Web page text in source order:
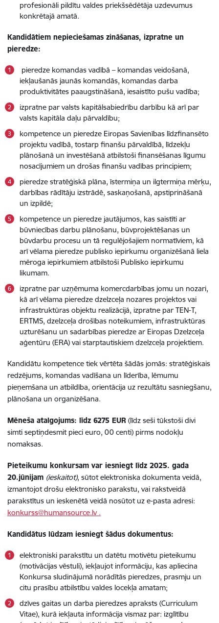
profesionāli pildītu valdes priekšsēdētāja uzdevumus
konkrētajā amatā.
Kandidātiem nepieciešamas zināšanas, izpratne un
pieredze:
pieredze komandas vadībā – komandas veidošanā,
iekļaušanās jaunās komandās, komandas darba
produktivitātes paaugstināšanā, iesaistīto pušu vadība;
izpratne par valsts kapitālsabiedrību darbību kā arī par
valsts kapitāla daļu pārvaldību;
kompetence un pieredze Eiropas Savienības līdzfinansēto
projektu vadībā, tostarp finanšu pārvaldībā, līdzekļu
plānošanā un investēšanā atbilstoši finansēšanas līgumu
nosacījumiem un drošas finanšu vadības principiem;
pieredze stratēģiskā plāna, īstermiņa un ilgtermiņa mērķu,
darbības rādītāju izstrādē, saskaņošanā, apstiprināšanā
un izpildē;
kompetence un pieredze jautājumos, kas saistīti ar
būvniecības darbu plānošanu, būvprojektēšanas un
būvdarbu procesu un tā regulējošajiem normatīviem, kā
arī vēlama pieredze publisko iepirkumu organizēšanā liela
mēroga iepirkumiem atbilstoši Publisko iepirkumu
likumam.
izpratne par uzņēmuma komercdarbības jomu un nozari,
kā arī vēlama pieredze dzelzceļa nozares projektos vai
infrastruktūras objektu realizācijā, izpratne par TEN-T,
ERTMS, dzelzceļa drošības noteikumiem, infrastruktūras
uzturēšanu un sadarbības pieredze ar Eiropas Dzelzceļa
aģentūru (ERA) vai starptautiskiem dzelzceļa projektiem.
Kandidātu kompetence tiek vērtēta šādās jomās: stratēģiskais
redzējums, komandas vadīšana un līderība, lēmumu
pieņemšana un atbildība, orientācija uz rezultātu sasniegšanu,
plānošana un organizēšana.
Mēneša atalgojums: līdz 6275 EUR (līdz seši tūkstoši divi
simti septiņdesmit pieci euro, 00 centi) pirms nodokļu
nomaksas.
Pieteikumu konkursam var iesniegt līdz 2025. gada
20.jūnijam (ieskaitot), sūtot elektroniska dokumenta veidā,
izmantojot drošu elektronisko parakstu, vai rakstveidā
parakstītus un ieskenētā veidā nosūtot uz e-pasta adresi:
konkurss@humansource.lv .
Kandidātus lūdzam iesniegt šādus dokumentus:
elektroniski parakstītu un datētu motivētu pieteikumu
(motivācijas vēstuli), iekļaujot informāciju, kas apliecina
Konkursa sludinājumā norādītās pieredzes, prasmju un
citu prasību atbilstību valdes locekļa amatam;
dzīves gaitas un darba pieredzes apraksts (Curriculum
Vitae), kurā iekļauta informācija vismaz par: izglītību